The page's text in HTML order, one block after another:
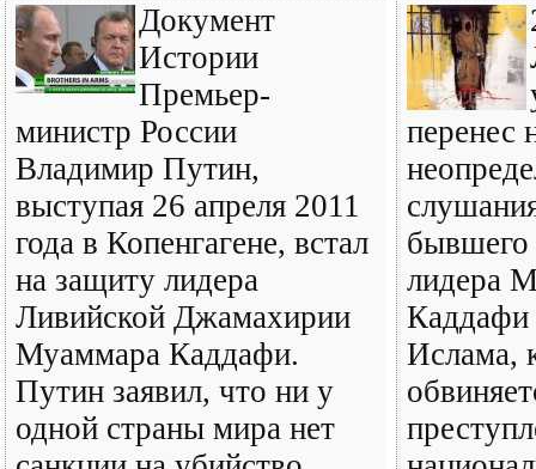
Документ
Истории
Премьер-
министр России
Владимир Путин,
выступая 26 апреля 2011
года в Копенгагене, встал
на защиту лидера
Ливийской Джамахирии
Муаммара Каддафи.
Путин заявил, что ни у
одной страны мира нет
перенес
бывшего
лидера
Каддафи
Ислама,